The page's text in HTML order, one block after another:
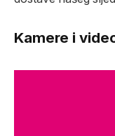
Kamere i